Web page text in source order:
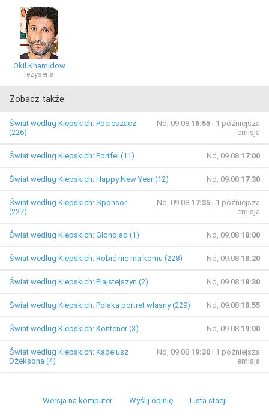
Okił Khamidow
reżyseria
Zobacz także
Świat według Kiepskich: Pocieszacz
(226)
Nd, 09.08 16:55 i 1 późniejsza
emisja
Świat według Kiepskich: Portfel (11) Nd, 09.08 17:00
Świat według Kiepskich: Happy New Year (12) Nd, 09.08 17:30
Świat według Kiepskich: Sponsor
(227)
Nd, 09.08 17:35 i 1 późniejsza
emisja
Świat według Kiepskich: Glonojad (1) Nd, 09.08 18:00
Świat według Kiepskich: Robić nie ma komu (228) Nd, 09.08 18:20
Świat według Kiepskich: Plajstejszyn (2) Nd, 09.08 18:30
Świat według Kiepskich: Polaka portret własny (229) Nd, 09.08 18:55
Świat według Kiepskich: Kontener (3) Nd, 09.08 19:00
Świat według Kiepskich: Kapelusz
Dżeksona (4)
Nd, 09.08 19:30 i 1 późniejsza
emisja
Wersja na komputer Wyślij opinię Lista stacji